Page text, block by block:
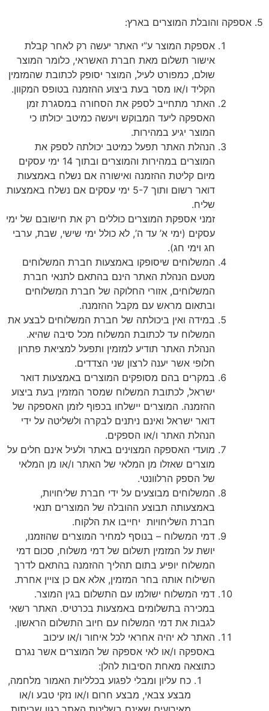
5. אספקה והובלת המוצרים בארץ:
אספקת המוצר ע”י האתר יעשה רק לאחר קבלת
אישור תשלום מאת חברת האשראי, כלומר המוצר
שולם, כמפורט לעיל, המוצר יסופק לכתובת שהמזמין
הקליד ו/או מסר בעת ביצוע ההזמנה בטופס המקוון.
האתר מתחייב לספק את הסחורה במסגרת זמן
האספקה ליעד המבוקש ויעשה כמיטב יכולתו כי
המוצר יגיע במהירות.
הנהלת האתר תפעל כמיטב יכולתה לספק את
המוצרים במהירות והמוצרים
ובתוך 14 ימי עסקים
מיום קליטת ההזמנה ואישורה אם נשלח באמצעות
דואר רשום ותוך 5-7 ימי עסקים אם נשלח באמצעות
שליח.
זמני אספקת המוצרים כוללים רק את חישובם של ימי
עסקים (ימי א’ עד ה’, לא כולל ימי שישי, שבת, ערבי
חג וימי חג).
המשלוחים שיסופקו באמצעות חברת המשלוחים
מטעם הנהלת האתר הינם בהתאם לתנאי חברת
המשלוחים, אזורי החלוקה של חברת המשלוחים
ובתאום מראש עם מקבל ההזמנה.
במידה ואין ביכולתה של חברת המשלוחים לבצע את
המשלוח עד לכתובת המשלוח מכל סיבה שהיא.
הנהלת האתר תודיע למזמין ותפעל למציאת פתרון
חלופי אשר יענה לרצון שני הצדדים.
במקרים בהם מסופקים המוצרים באמצעות דואר
ישראל, לכתובת המשלוח שמסר המזמין בעת ביצוע
ההזמנה. המוצרים יישלחו בכפוף לזמן האספקה של
דואר ישראל ואינם ניתנים לבקרה ולשליטה על ידי
הנהלת האתר ו/או הספקים.
מועדי האספקה המצוינים באתר ולעיל אינם חלים על
מוצרים שאזלו מן המלאי של האתר ו/או מן המלאי
של הספק הרלוונטי.
המשלוחים מבוצעים על ידי חברת שליחויות,
באמצעותה תבוצע ההובלה של המוצרים תנאי
חברת השליחויות יחייבו את הלקוח.
דמי המשלוח – בנוסף למחיר המוצרים שהוזמנו,
יושת על המזמין תשלום של דמי משלוח, סכום דמי
המשלוח יופיע בתום תהליך ההזמנה בהתאם לדרך
השילוח אותה בחר המזמין, אלא אם כן צויין אחרת.
דמי המשלוח ישולמו עם התשלום בגין המוצר.
במכירה בתשלומים באמצעות בכרטיס. האתר רשאי
לגבות את דמי המשלוח עם חיוב התשלום הראשון.
האתר לא יהיה אחראי לכל איחור ו/או עיכוב
באספקה ו/או לאי אספקה של המוצרים אשר נגרם
כתוצאה מאחת הסיבות להלן:
כח עליון ומבלי לפגוע בכלליות האמור מלחמה,
מבצע צבאי, מבצע חרום ו/או נזקי טבע ו/או